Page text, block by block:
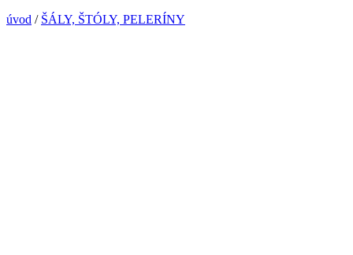
úvod / ŠÁLY, ŠTÓLY, PELERÍNY